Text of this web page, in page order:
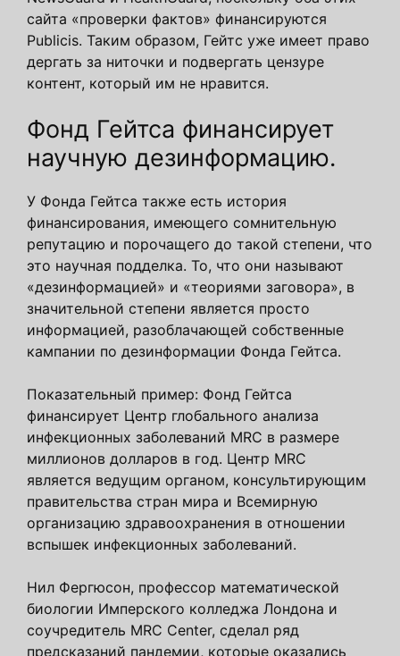
сайта «проверки фактов» финансируются
Publicis. Таким образом, Гейтс уже имеет право
дергать за ниточки и подвергать цензуре
контент, который им не нравится.
Фонд Гейтса финансирует
научную дезинформацию.
У Фонда Гейтса также есть история
финансирования, имеющего сомнительную
репутацию и порочащего до такой степени, что
это научная подделка. То, что они называют
«дезинформацией» и «теориями заговора», в
значительной степени является просто
информацией, разоблачающей собственные
кампании по дезинформации Фонда Гейтса.
Показательный пример: Фонд Гейтса
финансирует Центр глобального анализа
инфекционных заболеваний MRC в размере
миллионов долларов в год. Центр MRC
является ведущим органом, консультирующим
правительства стран мира и Всемирную
организацию здравоохранения в отношении
вспышек инфекционных заболеваний.
Нил Фергюсон, профессор математической
биологии Имперского колледжа Лондона и
соучредитель MRC Center, сделал ряд
предсказаний пандемии, которые оказались